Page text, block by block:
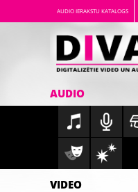
AUDIO IERAKSTU KATALOGS
AUDIO
VIDEO